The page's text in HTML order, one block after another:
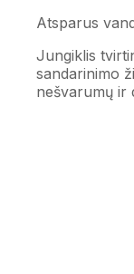
Atsparus
Jungiklis
sandarinimo
nešvarumų ir